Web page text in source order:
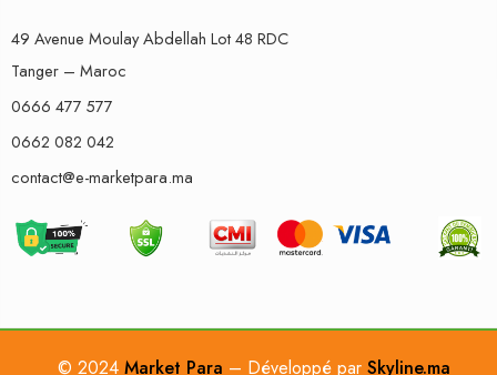
49 Avenue Moulay Abdellah Lot 48 RDC
Tanger – Maroc
0666 477 577
0662 082 042
contact@e-marketpara.ma
© 2024 Market Para – Développé par Skyline.ma